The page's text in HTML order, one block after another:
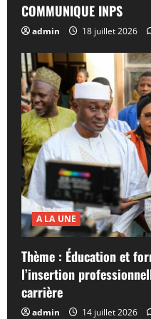
COMMUNIQUE INPS
admin 18 juillet 2026
A LA UNE
Thème : Éducation et
l’insertion
carrière
admin 14 juillet 2026